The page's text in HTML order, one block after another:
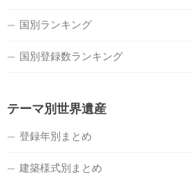
国別ランキング
国別登録数ランキング
テーマ別世界遺産
登録年別まとめ
建築様式別まとめ